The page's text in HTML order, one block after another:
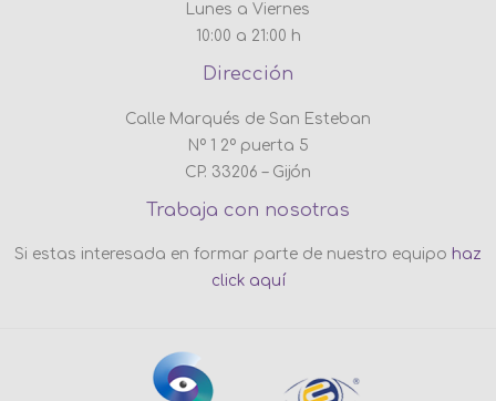
Lunes a Viernes
10:00 a 21:00 h
Dirección
Calle Marqués de San Esteban
Nº 1 2º puerta 5
CP. 33206 – Gijón
Trabaja con nosotras
Si estas interesada en formar parte de nuestro equipo haz
click aquí